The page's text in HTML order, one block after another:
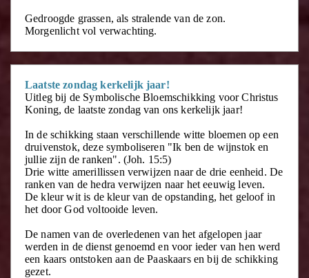
Gedroogde grassen, als stralende van de zon.
Morgenlicht vol verwachting.
Laatste zondag kerkelijk jaar!
Uitleg bij de Symbolische Bloemschikking voor Christus
Koning, de laatste zondag van ons kerkelijk jaar!
In de schikking staan verschillende witte bloemen op een
druivenstok, deze symboliseren "Ik ben de wijnstok en
jullie zijn de ranken". (Joh. 15:5)
Drie witte amerillissen verwijzen naar de drie eenheid. De
ranken van de hedra verwijzen naar het eeuwig leven.
De kleur wit is de kleur van de opstanding, het geloof in
het door God voltooide leven.
De namen van de overledenen van het afgelopen jaar
werden in de dienst genoemd en voor ieder van hen werd
een kaars ontstoken aan de Paaskaars en bij de schikking
gezet.